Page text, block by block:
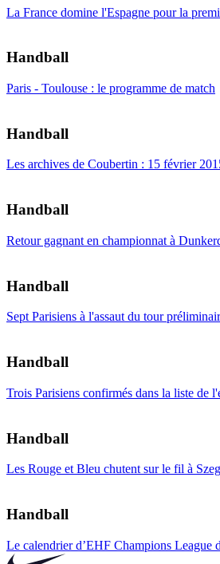
La France domine l'Espagne pour la
Handball
Paris - Toulouse : le programme de match
Handball
Les archives de Coubertin : 15 février
Handball
Retour gagnant en championnat à
Handball
Sept Parisiens à l'assaut du tour
Handball
Trois Parisiens confirmés dans la liste de
Handball
Les Rouge et Bleu chutent sur le fil à
Handball
Le calendrier d’EHF Champions League